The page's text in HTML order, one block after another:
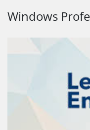
Windows